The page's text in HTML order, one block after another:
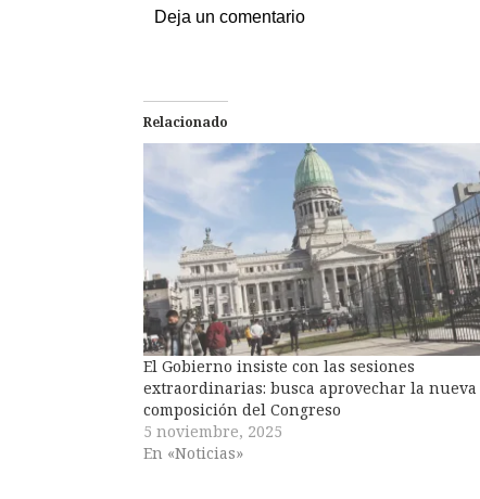
Deja un comentario
Relacionado
El Gobierno insiste con las sesiones
extraordinarias: busca aprovechar la nueva
composición del Congreso
5 noviembre, 2025
En «Noticias»